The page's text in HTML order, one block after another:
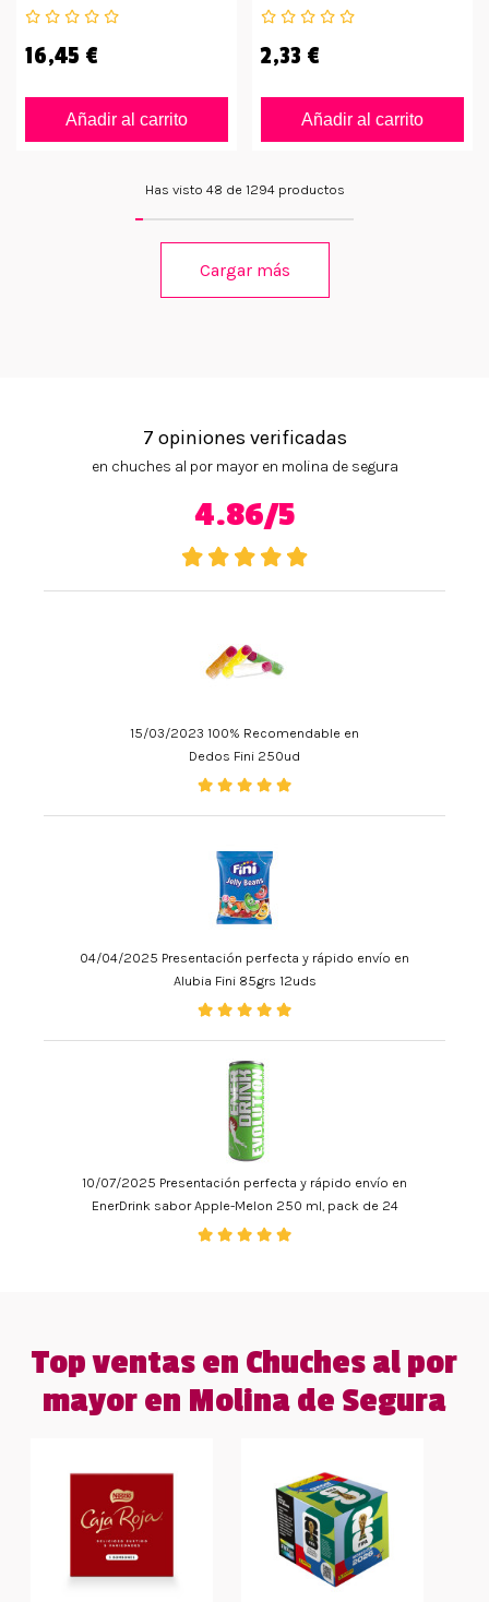
16,45 €
Añadir al carrito
Alpujarreño 175grs
2,33 €
Añadir al carrito
Has visto 48 de 1294 productos
Cargar más
7 opiniones verificadas
en chuches al por mayor en molina de segura
4.86/5
15/03/2023 100% Recomendable en
Dedos Fini 250ud
04/04/2025 Presentación perfecta y rápido envío en
Alubia Fini 85grs 12uds
10/07/2025 Presentación perfecta y rápido envío en
EnerDrink sabor Apple-Melon 250 ml, pack de 24
Top ventas en Chuches al por
mayor en Molina de Segura